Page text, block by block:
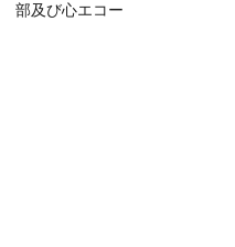
部及び心エコー